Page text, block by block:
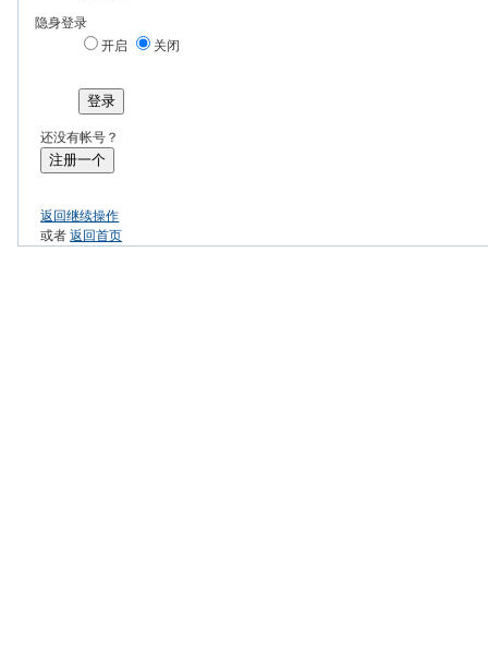
隐身登录
开启
关闭
登录
还没有帐号？
注册一个
返回继续操作
或者返回首页